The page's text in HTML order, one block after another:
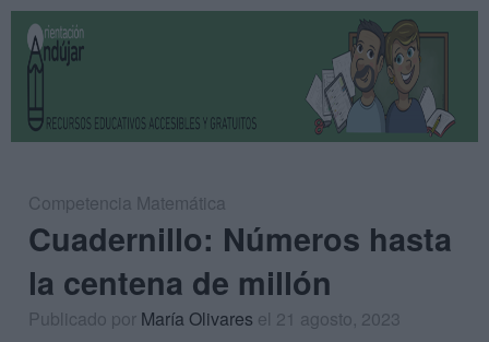
Competencia Matemática
Cuadernillo: Números hasta
la centena de millón
Publicado por María Olivares el 21 agosto, 2023